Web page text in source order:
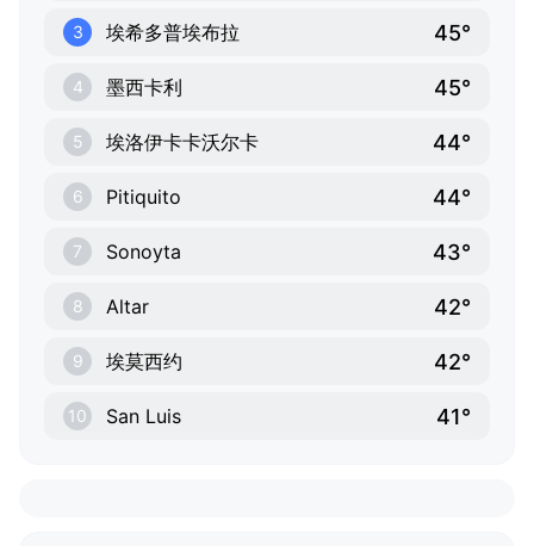
3 埃希多普埃布拉 45°
4 墨西卡利 45°
5 埃洛伊卡卡沃尔卡 44°
6 Pitiquito 44°
7 Sonoyta 43°
8 Altar 42°
9 埃莫西约 42°
10 San Luis 41°